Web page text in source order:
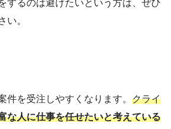
するのは避けたいという方は、ぜひ
い。
件を受注しやすくなります。 クライ
な人に仕事を任せたいと考えている